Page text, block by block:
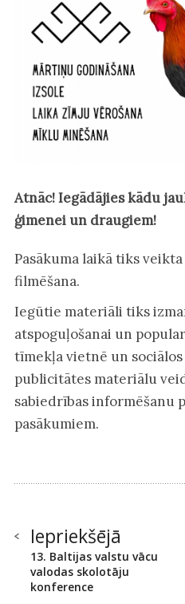
Atnāc! Iegādājies kādu
ģimenei un draugiem!
Pasākuma laikā tiks
filmēšana.
Iegūtie materiāli tiks
atspoguļošanai un
tīmekļa vietnē un
publicitātes materiālu
sabiedrības informēšanu
pasākumiem.
Iepriekšējā
13. Baltijas valstu vācu
valodas skolotāju
konference